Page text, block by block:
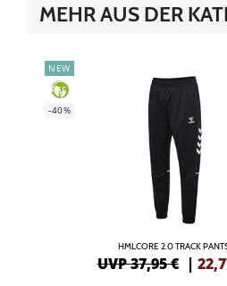
MEHR AUS DER
NEW
GREEN
-40%
HMLCORE 2.0 TRACK
UVP 37,95 € |